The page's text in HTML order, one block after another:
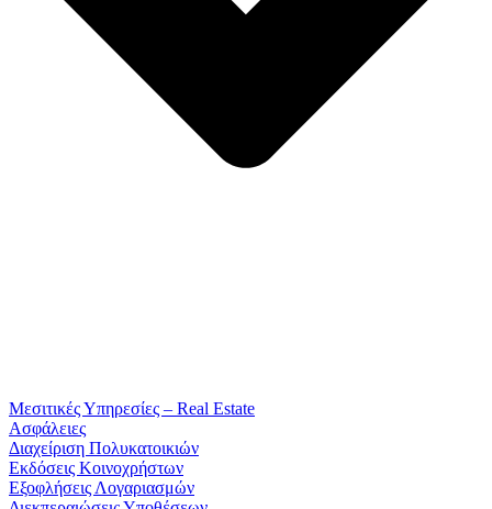
Μεσιτικές Υπηρεσίες – Real Estate
Ασφάλειες
Διαχείριση Πολυκατοικιών
Εκδόσεις Κοινοχρήστων
Εξοφλήσεις Λογαριασμών